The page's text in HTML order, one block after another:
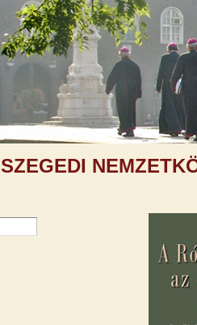
SZEGEDI